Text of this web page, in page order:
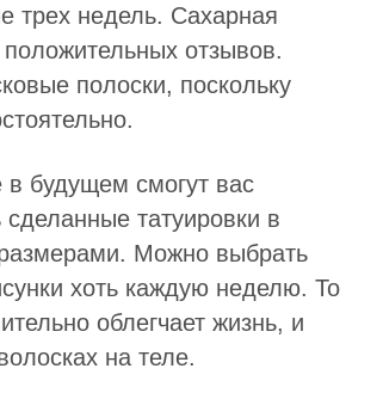
трех недель. Сахарная
отзывов.
полоски, поскольку
в будущем смогут вас
татуировки в
Можно выбрать
хоть каждую неделю. То
облегчает жизнь, и
на теле.